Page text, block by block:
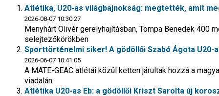
Atlétika, U20-as világbajnokság: megtették, amit
2026-08-07 10:30:27
Menyhárt Olivér gerelyhajításban, Tompa Benedek 400
selejtezőkörökben
Sporttörténelmi siker! A gödöllői Szabó Ágota
2026-06-07 10:41:05
A MATE-GEAC atlétái közül ketten járultak hozzá a
viadalán
Atlétika U20-as Eb: a gödöllői Kriszt Sarolta új